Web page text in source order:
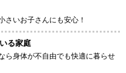
さいお子さんにも安心！
る家庭
ら身体が不自由でも快適に暮らせ